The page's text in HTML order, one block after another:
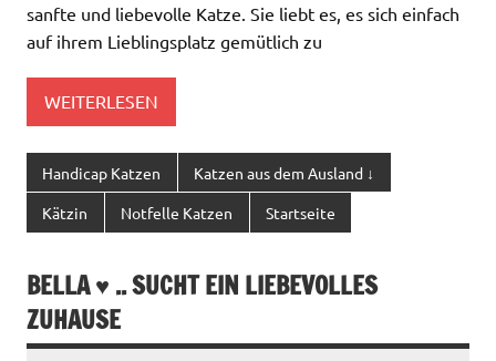
sanfte und liebevolle Katze. Sie liebt es, es sich einfach
auf ihrem Lieblingsplatz gemütlich zu
WEITERLESEN
Handicap Katzen Katzen aus dem Ausland ↓
Kätzin Notfelle Katzen Startseite
BELLA ♥ .. SUCHT EIN LIEBEVOLLES
ZUHAUSE